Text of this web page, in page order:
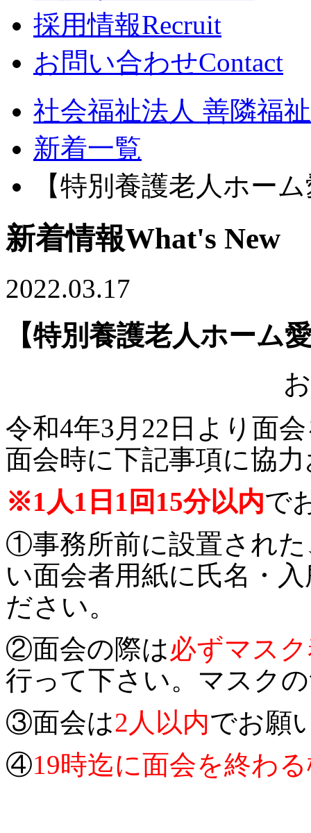
採用情報Recruit
お問い合わせContact
社会福祉法人 善隣福
新着一覧
【特別養護老人ホー
新着情報What's New
2022.03.17
【特別養護老人ホーム
令和4年3月22日より面
面会時に下記事項に協
※1人1日1回15分以内で
①事務所前に設置され
い面会者用紙に氏名・
ださい。
②面会の際は必ずマス
行って下さい。マスク
③面会は2人以内でお願
④19時迄に面会を終わ